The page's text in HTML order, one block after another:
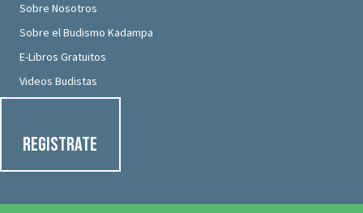
Sobre Nosotros
Sobre el Budismo Kadampa
E-Libros Gratuitos
Videos Budistas
Registrate